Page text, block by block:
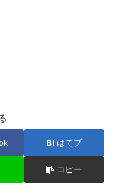
はてブ
コピー